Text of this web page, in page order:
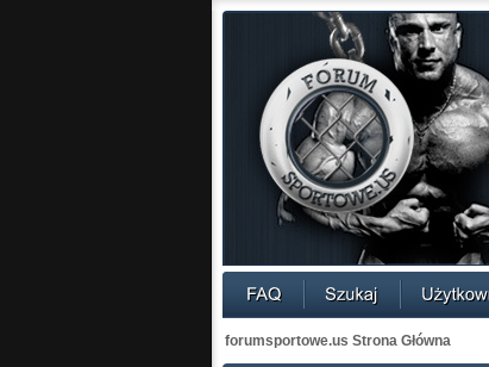
forumsportowe.us Strona Główna